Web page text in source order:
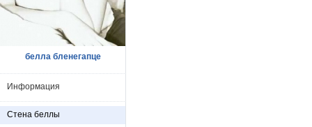
белла бленегапце
Информация
Стена беллы